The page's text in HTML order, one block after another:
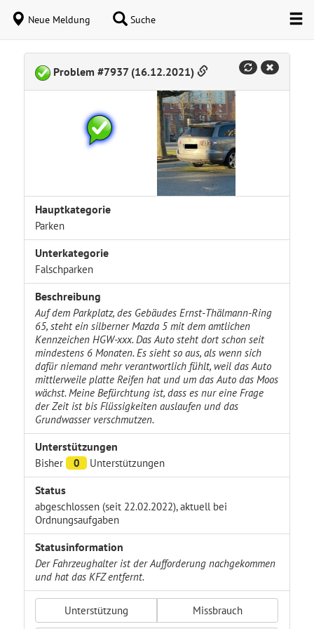
Neue Meldung Suche
Problem #7937 (16.12.2021)
Hauptkategorie
Parken
Unterkategorie
Falschparken
Beschreibung
Auf dem Parkplatz, des Gebäudes Ernst-Thälmann-Ring
65, steht ein silberner Mazda 5 mit dem amtlichen
Kennzeichen HGW-xxx. Das Auto steht dort schon seit
mindestens 6 Monaten. Es sieht so aus, als wenn sich
dafür niemand mehr verantwortlich fühlt, weil das Auto
mittlerweile platte Reifen hat und um das Auto das Moos
wächst. Meine Befürchtung ist, dass es nur eine Frage
der Zeit ist bis Flüssigkeiten auslaufen und das
Grundwasser verschmutzen.
Unterstützungen
Bisher 0 Unterstützungen
Status
abgeschlossen (seit 22.02.2022), aktuell bei
Ordnungsaufgaben
Statusinformation
Der Fahrzeughalter ist der Aufforderung nachgekommen
und hat das KFZ entfernt.
Unterstützung Missbrauch